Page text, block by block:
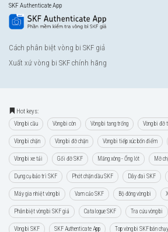
SKF Authenticate App
Cách phân biệt vòng bi SKF giả
Xuất xứ vòng bi SKF chính hãng
Hot keys:
Vòng bi cầu Vòng bi côn Vòng bi tang trống Vòng bi đỡ
Vòng bi chặn Vòng bi đỡ chặn Vòng bi tiếp xúc bốn điểm
Vòng bi xe tải Gối đỡ SKF Măng xông - Ống lót Mỡ
Dụng cụ bảo trì SKF Phớt chặn dầu SKF Dây đai SKF
Máy gia nhiệt vòng bi Vam cảo SKF Bộ đóng vòng bi
Phân biệt vòng bi SKF giả Catalogue SKF Tra cứu vòng bi
Vòng bi SKF SKF Authenticate App Top vòng bi SKF bán chạy